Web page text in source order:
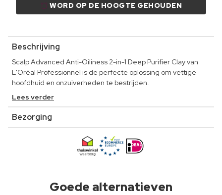
WORD OP DE HOOGTE GEHOUDEN
Beschrijving
Scalp Advanced Anti-Oiliness 2-in-1 Deep Purifier Clay van
L'Oréal Professionnel is de perfecte oplossing om vettige
hoofdhuid en onzuiverheden te bestrijden.
Lees verder
Bezorging
Goede alternatieven